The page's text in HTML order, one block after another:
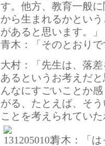
す。他方、教育一般
から生まれるかとい
があると思います。」
青木：
「そのとおりで
大村：
「先生は、落
あるというお考えだ
んなにすごいことか
がる、たとえば、そ
ことを考えられてい
青木：
「